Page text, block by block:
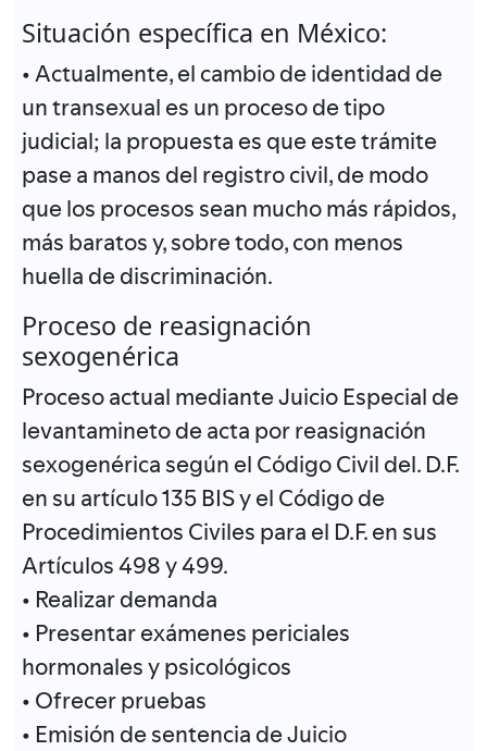
Situación específica en México:
• Actualmente, el cambio de identidad de
un transexual es un proceso de tipo
judicial; la propuesta es que este trámite
pase a manos del registro civil, de modo
que los procesos sean mucho más rápidos,
más baratos y, sobre todo, con menos
huella de discriminación.
Proceso de reasignación
sexogenérica
Proceso actual mediante Juicio Especial de
levantamineto de acta por reasignación
sexogenérica según el Código Civil del. D.F.
en su artículo 135 BIS y el Código de
Procedimientos Civiles para el D.F. en sus
Artículos 498 y 499.
• Realizar demanda
• Presentar exámenes periciales
hormonales y psicológicos
• Ofrecer pruebas
• Emisión de sentencia de Juicio